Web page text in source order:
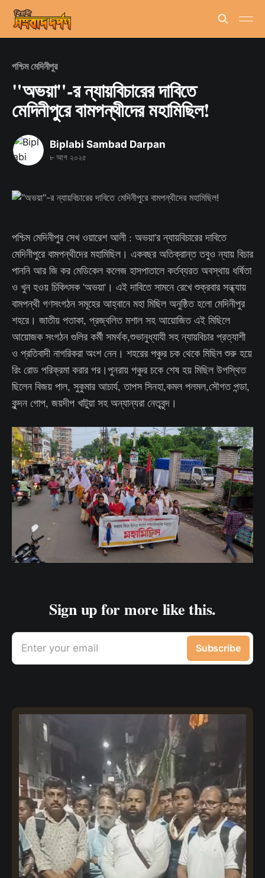
পশ্চিম মেদিনীপুর
"অভয়া"-র ন্যায়বিচারের দাবিতে
মেদিনীপুরে বামপন্থীদের মহামিছিল!
Biplabi Sambad Darpan
৮ আগ ২০২৫
পশ্চিম মেদিনীপুর সেখ ওয়ারেশ আলী : অভয়া'র ন্যায়বিচারের দাবিতে
মেদিনীপুরে বামপন্থীদের মহামিছিল। একবছর অতিক্রান্ত তবুও ন্যায় বিচার
পাননি আর জি কর মেডিকেল কলেজ হাসপাতালে কর্তব্যরত অবস্থায় ধর্ষিতা
ও খুন হওয় চিকিৎসক 'অভয়া'। এই দাবিতে সামনে রেখে শুক্রবার সন্ধ্যায়
বামপন্থী গণসংগঠন সমূহের আহ্বানে মহা মিছিল অনুষ্ঠিত হলো মেদিনীপুর
শহরে। জাতীয় পতাকা, প্রজ্বলিত মশাল সহ আয়োজিত এই মিছিলে
আয়োজক সংগঠন গুলির কর্মী সমর্থক,শুভানুধ্যাযী সহ ন্যায়বিচার প্রত্যাশী
ও প্রতিবাদী নাগরিকরা অংশ নেন। শহরের পঞ্চুর চক থেকে মিছিল শুরু হয়ে
রিং রোড পরিক্রমা করার পর।পুনরায় পঞ্চুর চকে শেষ হয় মিছিল উপস্থিত
ছিলেন বিজয় পাল, সুকুমার আচার্য, তাপস সিনহা,কমল পলমল,সৌগত পন্ডা,
কুন্দন গোপ, জয়দীপ খাটুয়া সহ অন্যান্যরা নেতৃবৃন্দ।
Sign up for more like this.
Enter your email Subscribe